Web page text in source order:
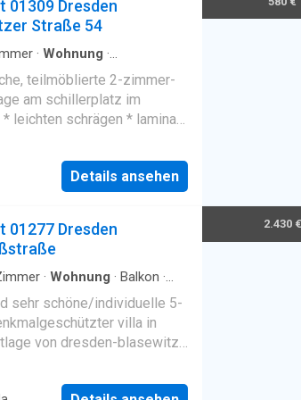
01309 Dresden
Straße 54
· Wohnung ·
teilmöblierte 2-zimmer-
am schillerplatz im
leichten schrägen * laminat,
* alle zimmer vom flur aus
und badewanne *
2 jahre das haus unterliegt
Details ansehen
01277 Dresden
· Wohnung · Balkon ·
sehr schöne/individuelle 5-
villa in
von dresden-blasewitz
gartengrundstück *
2.430 €